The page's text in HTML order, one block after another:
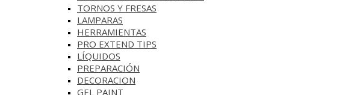
TORNOS Y FRESAS
LAMPARAS
HERRAMIENTAS
PRO EXTEND TIPS
LÍQUIDOS
PREPARACIÓN
DECORACION
GEL PAINT